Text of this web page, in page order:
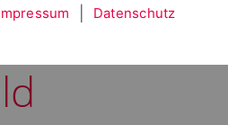
desDatenschutz